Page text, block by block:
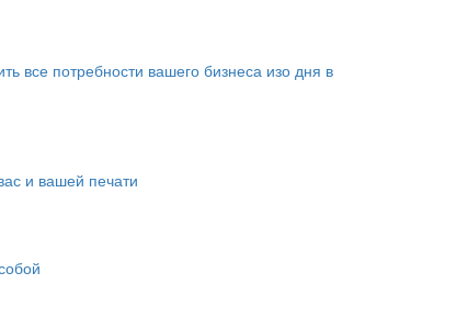
все потребности вашего бизнеса изо дня в
и вашей печати